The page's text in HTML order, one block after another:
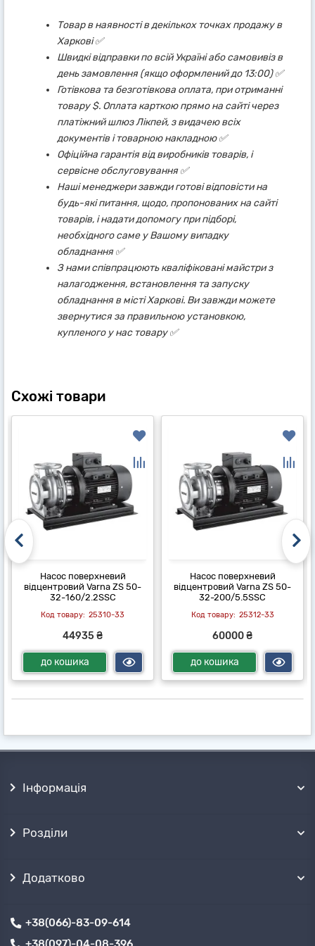
Товар в наявності в декількох точках продажу в
Харкові ✅
Швидкі відправки по всій Україні або самовивіз в
день замовлення (якщо оформлений до 13:00) ✅
Готівкова та безготівкова оплата, при отриманні
товару $. Оплата карткою прямо на сайті через
платіжний шлюз Лікпей, з видачею всіх
документів і товарною накладною ✅
Офіційна гарантія від виробників товарів, і
сервісне обслуговування ✅
Наші менеджери завжди готові відповісти на
будь-які питання, щодо, пропонованих на сайті
товарів, і надати допомогу при підборі,
необхідного саме у Вашому випадку
обладнання ✅
З нами співпрацюють кваліфіковані майстри з
налагодження, встановлення та запуску
обладнання в місті Харкові. Ви завжди можете
звернутися за правильною установкою,
купленого у нас товару ✅
Схожі товари
Насос поверхневий
відцентровий Varna ZS 50-
32-160/2.2SSC
25310-33
44935 ₴
до кошика
Насос поверхневий
відцентровий Varna ZS 50-
32-200/5.5SSC
25312-33
60000 ₴
до кошика
Інформація
Розділи
Додатково
+38(066)-83-09-614